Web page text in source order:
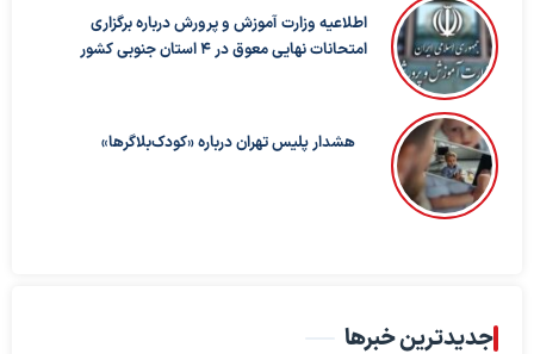
اطلاعیه وزارت آموزش و پرورش درباره برگزاری
امتحانات نهایی معوق در ۴ استان جنوبی کشور
هشدار پلیس تهران درباره «کودک‌بلاگرها»
جدیدترین خبرها